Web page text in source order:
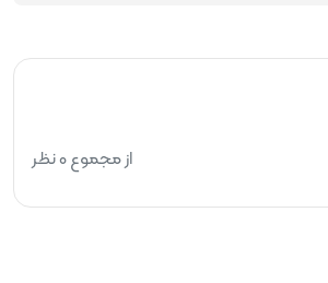
از مجموع 0 نظر